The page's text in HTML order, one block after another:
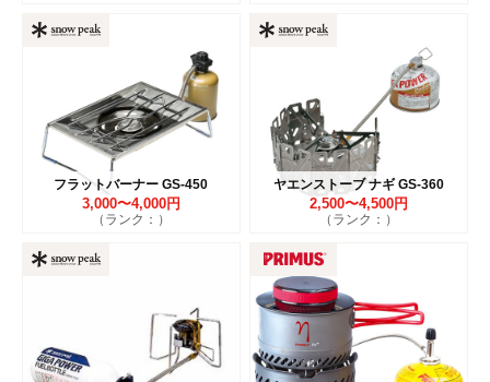
フラットバーナー GS-450
3,000〜4,000円
（ランク：）
ヤエンストーブ ナギ GS-360
2,500〜4,500円
（ランク：）